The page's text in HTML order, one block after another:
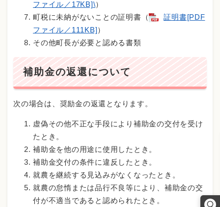
ファイル／17KB]\）
町税に未納がないことの証明書（
証明書[PDF
ファイル／111KB]）
その他町長が必要と認める書類
補助金の返還について
次の場合は、奨励金の返還となります。
虚偽その他不正な手段により補助金の交付を受け
たとき。
補助金を他の用途に使用したとき。
補助金交付の条件に違反したとき。
就農を継続する見込みがなくなったとき。
就農の怠惰または品行不良等により、補助金の交
付が不適当であると認められたとき。